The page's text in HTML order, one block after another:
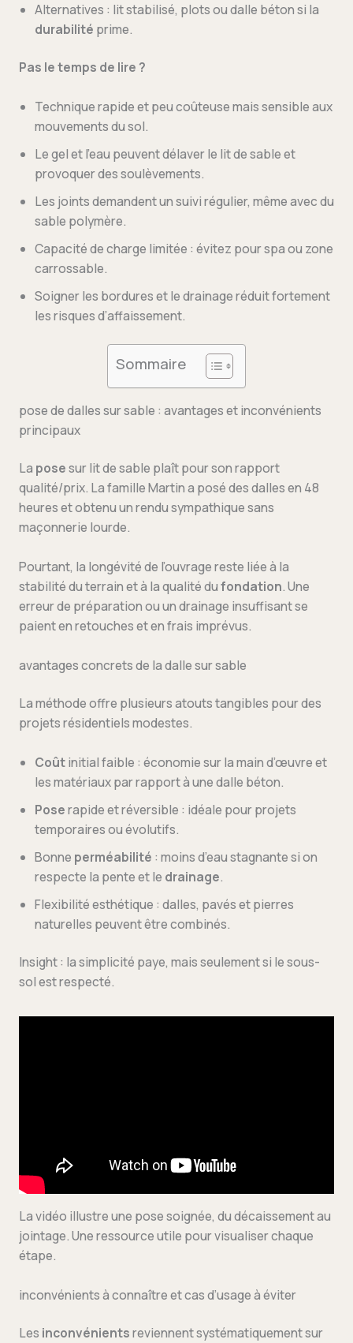
Alternatives : lit stabilisé, plots ou dalle béton si la
durabilité prime.
Pas le temps de lire ?
Technique rapide et peu coûteuse mais sensible aux
mouvements du sol.
Le gel et l’eau peuvent délaver le lit de sable et
provoquer des soulèvements.
Les joints demandent un suivi régulier, même avec du
sable polymère.
Capacité de charge limitée : évitez pour spa ou zone
carrossable.
Soigner les bordures et le drainage réduit fortement
les risques d’affaissement.
Sommaire
pose de dalles sur sable : avantages et inconvénients
principaux
La posesur lit de sable plaît pour son rapport
qualité/prix. La famille Martin a posé des dalles en 48
heures et obtenu un rendu sympathique sans
maçonnerie lourde.
Pourtant, la longévité de l’ouvrage reste liée à la
stabilité du terrain et à la qualité dufondation. Une
erreur de préparation ou un drainage insuffisant se
paient en retouches et en frais imprévus.
avantages concrets de la dalle sur sable
La méthode offre plusieurs atouts tangibles pour des
projets résidentiels modestes.
Coûtinitial faible : économie sur la main d’œuvre et
les matériaux par rapport à une dalle béton.
Poserapide et réversible : idéale pour projets
temporaires ou évolutifs.
Bonne perméabilité : moins d’eau stagnante si on
respecte la pente et le drainage.
Flexibilité esthétique : dalles, pavés et pierres
naturelles peuvent être combinés.
Insight : la simplicité paye, mais seulement si le sous-
sol est respecté.
La vidéo illustre une pose soignée, du décaissement au
jointage. Une ressource utile pour visualiser chaque
étape.
inconvénients à connaître et cas d’usage à éviter
Les inconvénientsreviennent systématiquement sur